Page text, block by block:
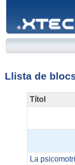
Llista de
Títol
La